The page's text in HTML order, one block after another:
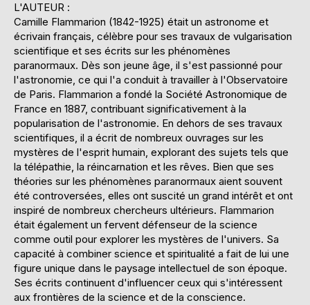
L'AUTEUR :
Camille Flammarion (1842-1925) était un astronome et
écrivain français, célèbre pour ses travaux de vulgarisation
scientifique et ses écrits sur les phénomènes
paranormaux. Dès son jeune âge, il s'est passionné pour
l'astronomie, ce qui l'a conduit à travailler à l'Observatoire
de Paris. Flammarion a fondé la Société Astronomique de
France en 1887, contribuant significativement à la
popularisation de l'astronomie. En dehors de ses travaux
scientifiques, il a écrit de nombreux ouvrages sur les
mystères de l'esprit humain, explorant des sujets tels que
la télépathie, la réincarnation et les rêves. Bien que ses
théories sur les phénomènes paranormaux aient souvent
été controversées, elles ont suscité un grand intérêt et ont
inspiré de nombreux chercheurs ultérieurs. Flammarion
était également un fervent défenseur de la science
comme outil pour explorer les mystères de l'univers. Sa
capacité à combiner science et spiritualité a fait de lui une
figure unique dans le paysage intellectuel de son époque.
Ses écrits continuent d'influencer ceux qui s'intéressent
aux frontières de la science et de la conscience.